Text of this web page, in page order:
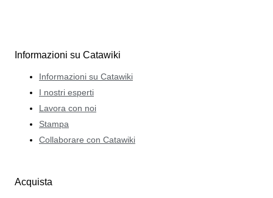
Informazioni su Catawiki
Informazioni su Catawiki
I nostri esperti
Lavora con noi
Stampa
Collaborare con Catawiki
Acquista